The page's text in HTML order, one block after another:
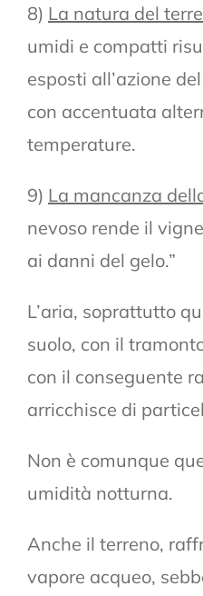
8) La natura del
umidi e compatti
esposti all’azione
con accentuata
temperature.
9) La mancanza
nevoso rende il
ai danni del gelo.”
L’aria, soprattutto
suolo, con il
con il conseguente
arricchisce di
Non è comunque
umidità notturna.
Anche il terreno,
vapore acqueo,